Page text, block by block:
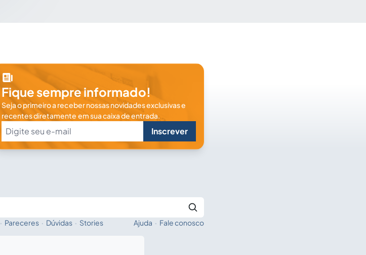
Fique sempre informado!
Seja o primeiro a receber nossas novidades exclusivas e
recentes diretamente em sua caixa de entrada.
Inscrever
· Pareceres · Dúvidas · Stories Ajuda · Fale conosco